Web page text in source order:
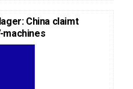
China claimt
machines